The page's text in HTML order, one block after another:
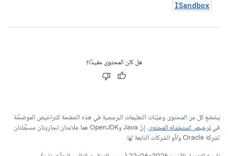
ISandbox
هل كان المحتوى مفيدًا؟
يخضع كل من المحتوى وعيّنات التعليمات البرمجية في هذه الصفحة للتراخيص الموضحّة
فيترخيص استخدام المحتوى
. إنّ Java وOpenJDK هما علامتان تجاريتان مسجَّلتان
لشركة Oracle و/أو الشركات التابعة لها.